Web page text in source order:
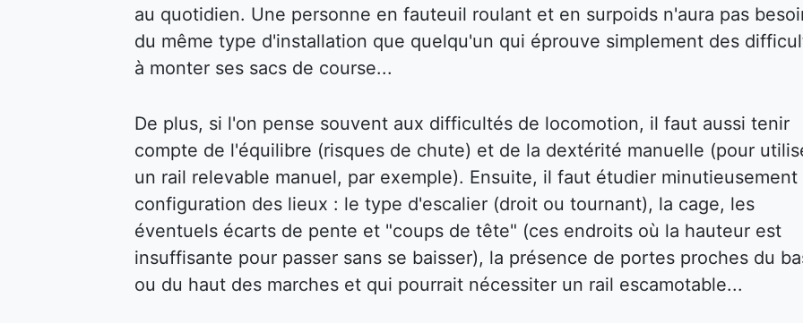
au quotidien. Une personne en fauteuil roulant et en surpoids n'aura pas
du même type d'installation que quelqu'un qui éprouve simplement des
à monter ses sacs de course...
De plus, si l'on pense souvent aux difficultés de locomotion, il faut aussi tenir
compte de l'équilibre (risques de chute) et de la dextérité manuelle (pour
un rail relevable manuel, par exemple). Ensuite, il faut étudier minutieusement
configuration des lieux : le type d'escalier (droit ou tournant), la cage, les
éventuels écarts de pente et "coups de tête" (ces endroits où la hauteur est
insuffisante pour passer sans se baisser), la présence de portes proches du
ou du haut des marches et qui pourrait nécessiter un rail escamotable...